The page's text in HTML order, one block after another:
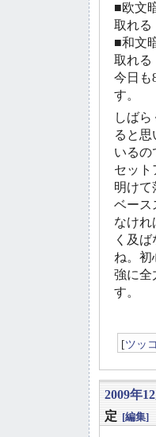
■欧文
取れる
■和文
取れる
今日も
す。
しば
ると思
いるの
セット
明けて
ベース
なけれ
く及
ね。初
強に全
す。
[ツッ
2009年
定 [編集]